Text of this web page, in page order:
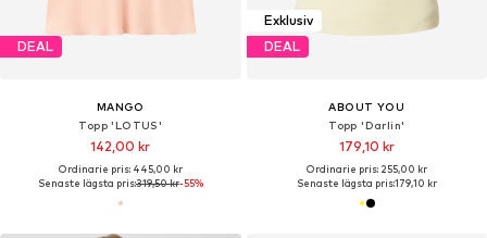
DEAL
MANGO
Topp 'LOTUS'
142,00 kr
Ordinarie pris: 445,00 kr
Senaste lägsta pris:319,50 kr-55%
Exklusiv
DEAL
ABOUT YOU
Topp 'Darlin'
179,10 kr
Ordinarie pris: 255,00 kr
Senaste lägsta pris:179,10 kr